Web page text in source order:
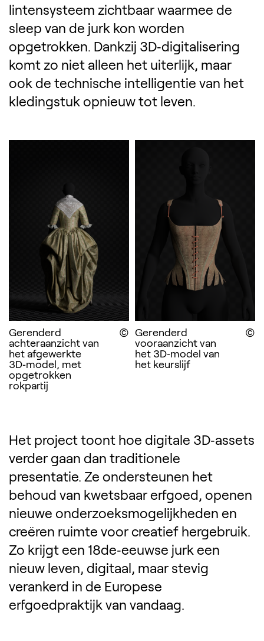
lintensysteem zichtbaar waarmee de
sleep van de jurk kon worden
opgetrokken. Dankzij 3D‑digitalisering
komt zo niet alleen het uiterlijk, maar
ook de technische intelligentie van het
kledingstuk opnieuw tot leven.
Gerenderd
achteraanzicht van
het afgewerkte
3D‑model, met
opgetrokken
rokpartij
Display the copyright
Gerenderd
vooraanzicht van
het 3D‑model van
het keurslijf
Het project toont hoe digitale 3D‑assets
verder gaan dan traditionele
presentatie. Ze ondersteunen het
behoud van kwetsbaar erfgoed, openen
nieuwe onderzoeksmogelijkheden en
creëren ruimte voor creatief hergebruik.
Zo krijgt een 18de‑eeuwse jurk een
nieuw leven, digitaal, maar stevig
verankerd in de Europese
erfgoedpraktijk van vandaag.